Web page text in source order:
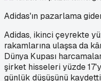
Adidas'ın pazarlama
Adidas, ikinci çeyrekte
rakamlarına ulaşsa da
Dünya Kupası
şirket hisseleri yüzde
günlük düşüşünü kaydetti